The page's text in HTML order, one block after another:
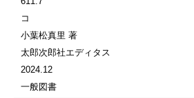
コ
小葉松真里 著
太郎次郎社エディタス
2024.12
一般図書